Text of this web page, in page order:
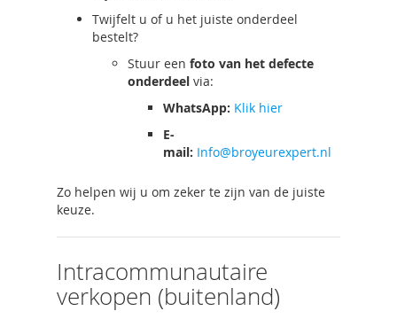
Twijfelt u of u het juiste onderdeel
bestelt?
Stuur een foto van het defecte
onderdeel via:
WhatsApp: Klik hier
E-
mail: Info@broyeurexpert.nl
Zo helpen wij u om zeker te zijn van de juiste
keuze.
Intracommunautaire
verkopen (buitenland)